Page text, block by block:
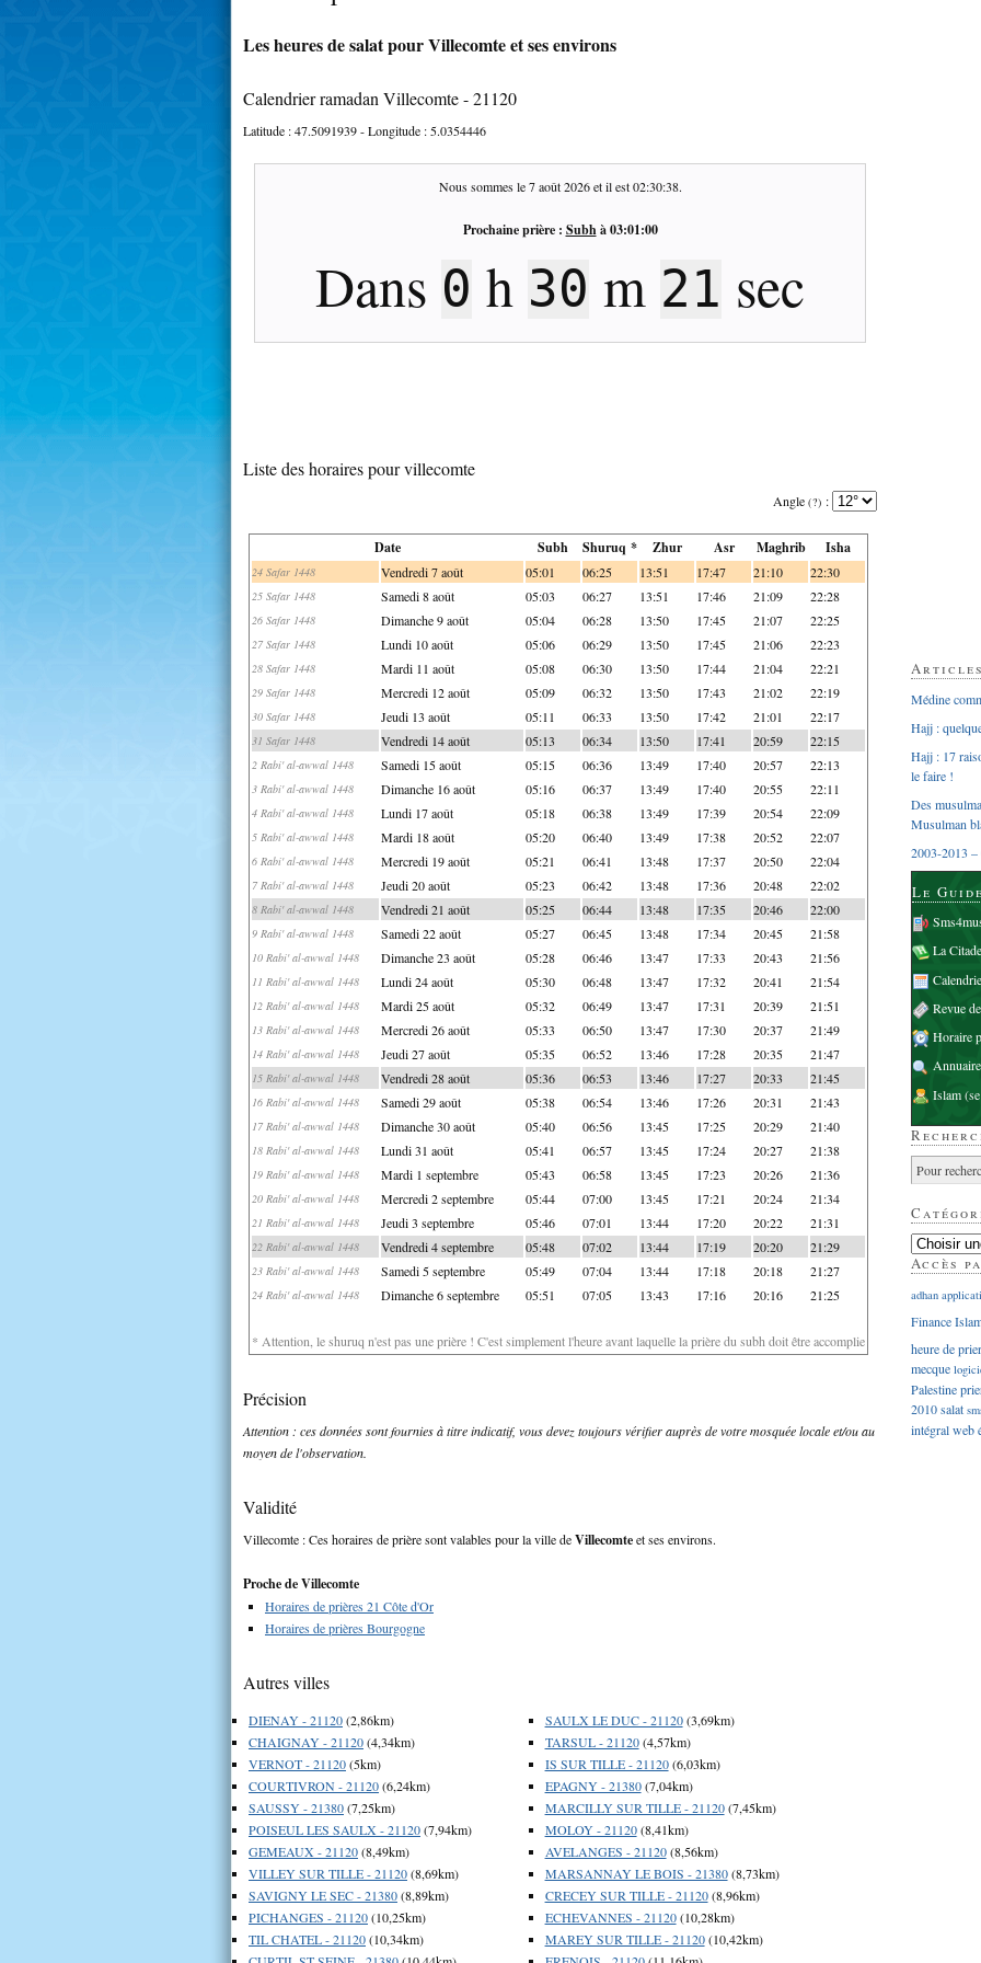
Les heures de salat pour Villecomte et ses environs
Calendrier ramadan Villecomte - 21120
Latitude :47.5091939- Longitude : 5.0354446
Nous sommes le7 août 2026et il est02:30:39.
Prochaine prière : Subhà03:01:00
Dans 0 h 30 m 20 sec
Liste des horaires pour villecomte
Angle (?) :
Date Subh Shuruq * Zhur Asr Maghrib Isha
24 Safar 1448 Vendredi 7 août 05:01 06:25 13:51 17:47 21:10 22:30
25 Safar 1448 Samedi 8 août 05:03 06:27 13:51 17:46 21:09 22:28
26 Safar 1448 Dimanche 9 août 05:04 06:28 13:50 17:45 21:07 22:25
27 Safar 1448 Lundi 10 août 05:06 06:29 13:50 17:45 21:06 22:23
28 Safar 1448 Mardi 11 août 05:08 06:30 13:50 17:44 21:04 22:21
29 Safar 1448 Mercredi 12 août 05:09 06:32 13:50 17:43 21:02 22:19
30 Safar 1448 Jeudi 13 août 05:11 06:33 13:50 17:42 21:01 22:17
31 Safar 1448 Vendredi 14 août 05:13 06:34 13:50 17:41 20:59 22:15
2 Rabi' al-awwal 1448 Samedi 15 août 05:15 06:36 13:49 17:40 20:57 22:13
3 Rabi' al-awwal 1448 Dimanche 16 août 05:16 06:37 13:49 17:40 20:55 22:11
4 Rabi' al-awwal 1448 Lundi 17 août 05:18 06:38 13:49 17:39 20:54 22:09
5 Rabi' al-awwal 1448 Mardi 18 août 05:20 06:40 13:49 17:38 20:52 22:07
6 Rabi' al-awwal 1448 Mercredi 19 août 05:21 06:41 13:48 17:37 20:50 22:04
7 Rabi' al-awwal 1448 Jeudi 20 août 05:23 06:42 13:48 17:36 20:48 22:02
8 Rabi' al-awwal 1448 Vendredi 21 août 05:25 06:44 13:48 17:35 20:46 22:00
9 Rabi' al-awwal 1448 Samedi 22 août 05:27 06:45 13:48 17:34 20:45 21:58
10 Rabi' al-awwal 1448 Dimanche 23 août 05:28 06:46 13:47 17:33 20:43 21:56
11 Rabi' al-awwal 1448 Lundi 24 août 05:30 06:48 13:47 17:32 20:41 21:54
12 Rabi' al-awwal 1448 Mardi 25 août 05:32 06:49 13:47 17:31 20:39 21:51
13 Rabi' al-awwal 1448 Mercredi 26 août 05:33 06:50 13:47 17:30 20:37 21:49
14 Rabi' al-awwal 1448 Jeudi 27 août 05:35 06:52 13:46 17:28 20:35 21:47
15 Rabi' al-awwal 1448 Vendredi 28 août 05:36 06:53 13:46 17:27 20:33 21:45
16 Rabi' al-awwal 1448 Samedi 29 août 05:38 06:54 13:46 17:26 20:31 21:43
17 Rabi' al-awwal 1448 Dimanche 30 août 05:40 06:56 13:45 17:25 20:29 21:40
18 Rabi' al-awwal 1448 Lundi 31 août 05:41 06:57 13:45 17:24 20:27 21:38
19 Rabi' al-awwal 1448 Mardi 1 septembre 05:43 06:58 13:45 17:23 20:26 21:36
20 Rabi' al-awwal 1448 Mercredi 2 septembre 05:44 07:00 13:45 17:21 20:24 21:34
21 Rabi' al-awwal 1448 Jeudi 3 septembre 05:46 07:01 13:44 17:20 20:22 21:31
22 Rabi' al-awwal 1448 Vendredi 4 septembre 05:48 07:02 13:44 17:19 20:20 21:29
23 Rabi' al-awwal 1448 Samedi 5 septembre 05:49 07:04 13:44 17:18 20:18 21:27
24 Rabi' al-awwal 1448 Dimanche 6 septembre 05:51 07:05 13:43 17:16 20:16 21:25
* Attention, le shuruq n'est pas une prière ! C'est simplement l'heure avant laquelle la prière du subh doit être accomplie
Précision
Attention : ces données sont fournies à titre indicatif, vous devez toujours vérifier auprès de votre mosquée locale et/ou au
moyen de l'observation.
Validité
Villecomte : Ces horaires de prière sont valables pour la ville deVillecomteet ses environs.
Proche de Villecomte
Horaires de prières 21 Côte d'Or
Horaires de prières Bourgogne
Autres villes
DIENAY - 21120(2,86km)
CHAIGNAY - 21120(4,34km)
VERNOT - 21120(5km)
COURTIVRON - 21120(6,24km)
SAUSSY - 21380(7,25km)
POISEUL LES SAULX - 21120(7,94km)
GEMEAUX - 21120(8,49km)
VILLEY SUR TILLE - 21120(8,69km)
SAVIGNY LE SEC - 21380(8,89km)
PICHANGES - 21120(10,25km)
TIL CHATEL - 21120(10,34km)
SAULX LE DUC - 21120(3,69km)
TARSUL - 21120(4,57km)
IS SUR TILLE - 21120(6,03km)
EPAGNY - 21380(7,04km)
MARCILLY SUR TILLE - 21120(7,45km)
MOLOY - 21120(8,41km)
AVELANGES - 21120(8,56km)
MARSANNAY LE BOIS - 21380(8,73km)
CRECEY SUR TILLE - 21120(8,96km)
ECHEVANNES - 21120(10,28km)
MAREY SUR TILLE - 21120(10,42km)
Médine
Hajj :
Hajj : 17
le faire !
Des
Musulman
2003-2013 –
Le
La
Revue
Horaire
Islam
Accès
adhan
Finance
heure de
mecque
Palestine
2010salat
intégralweb